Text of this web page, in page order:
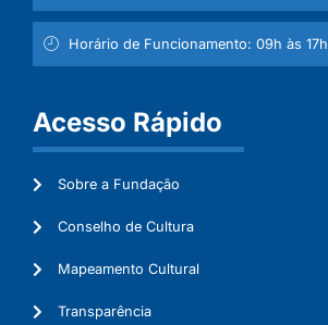
Horário de Funcionamento: 09h às 17h
Acesso Rápido
Sobre a Fundação
Conselho de Cultura
Mapeamento Cultural
Transparência